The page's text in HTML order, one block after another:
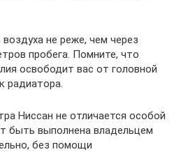
не реже, чем через
пробега. Помните, что
освободит вас от головной
радиатора.
Ниссан не отличается особой
быть выполнена владельцем
без помощи